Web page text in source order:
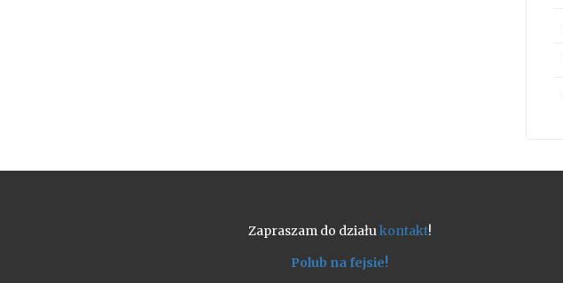
Zapraszam do działukontakt!
Polub na fejsie!